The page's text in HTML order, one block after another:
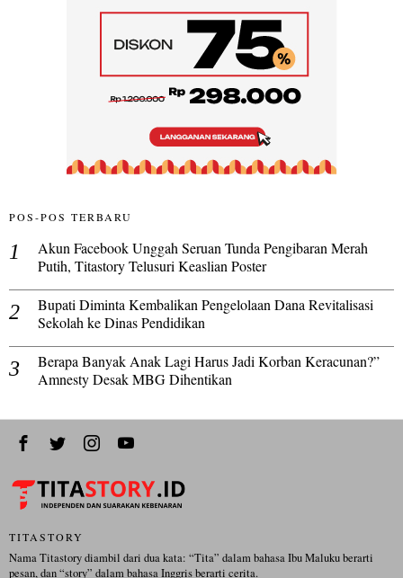
POS-POS TERBARU
Akun Facebook Unggah Seruan Tunda Pengibaran Merah
Putih, Titastory Telusuri Keaslian Poster
Bupati Diminta Kembalikan Pengelolaan Dana Revitalisasi
Sekolah ke Dinas Pendidikan
Berapa Banyak Anak Lagi Harus Jadi Korban Keracunan?”
Amnesty Desak MBG Dihentikan
TITASTORY
Nama Titastory diambil dari dua kata: “Tita” dalam bahasa Ibu Maluku berarti
pesan, dan “story” dalam bahasa Inggris berarti cerita.